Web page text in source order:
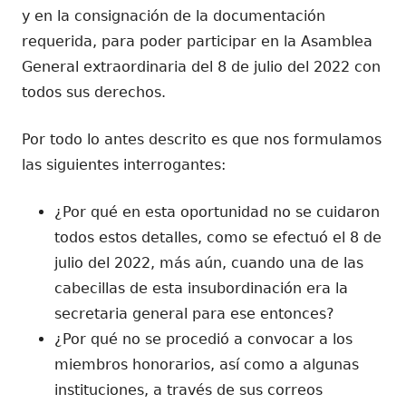
y en la consignación de la documentación
requerida, para poder participar en la Asamblea
General extraordinaria del 8 de julio del 2022 con
todos sus derechos.
Por todo lo antes descrito es que nos formulamos
las siguientes interrogantes:
¿Por qué en esta oportunidad no se cuidaron
todos estos detalles, como se efectuó el 8 de
julio del 2022, más aún, cuando una de las
cabecillas de esta insubordinación era la
secretaria general para ese entonces?
¿Por qué no se procedió a convocar a los
miembros honorarios, así como a algunas
instituciones, a través de sus correos